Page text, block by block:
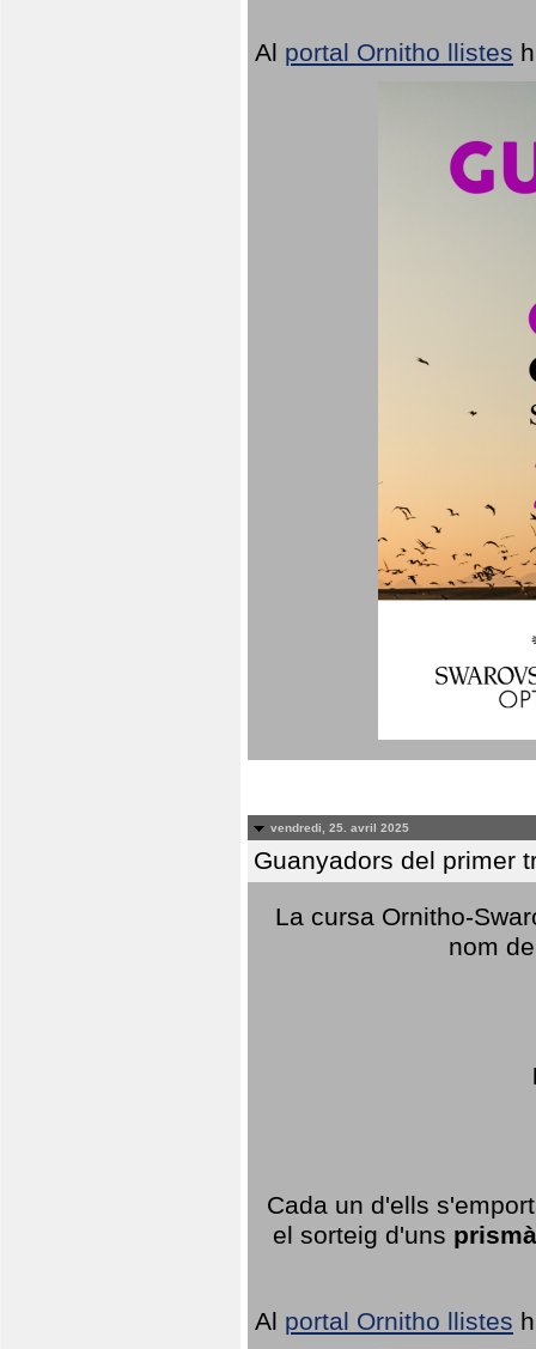
Al portal Ornitho llistes
vendredi, 25. avril 2025
Guanyadors del primer
La cursa Ornitho-
nom
Cada un d'ells
el sorteig d'uns
Al portal Ornitho llistes